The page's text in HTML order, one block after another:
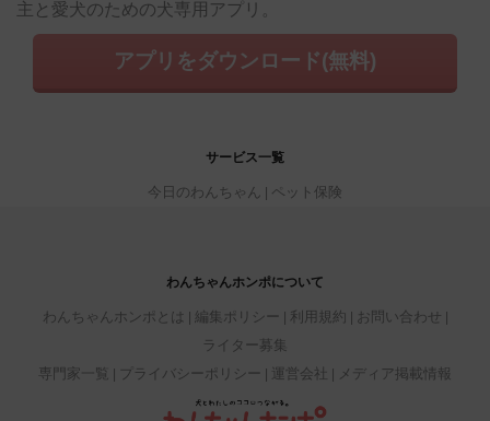
主と愛犬のための犬専用アプリ。
アプリをダウンロード(無料)
サービス一覧
今日のわんちゃん ペット保険
わんちゃんホンポについて
わんちゃんホンポとは 編集ポリシー 利用規約
お問い合わせ
ライター募集
専門家一覧
プライバシーポリシー 運営会社 メディア掲載情報